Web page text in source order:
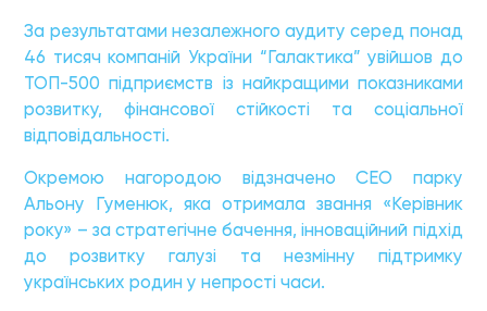
За результатами незалежного аудиту серед понад
46 тисяч компаній України “Галактика” увійшов до
ТОП-500 підприємств із найкращими показниками
розвитку, фінансової стійкості та соціальної
відповідальності.
Окремою нагородою відзначено CEO парку
Альону Гуменюк, яка отримала звання «Керівник
року» – за стратегічне бачення, інноваційний підхід
до розвитку галузі та незмінну підтримку
українських родин у непрості часи.